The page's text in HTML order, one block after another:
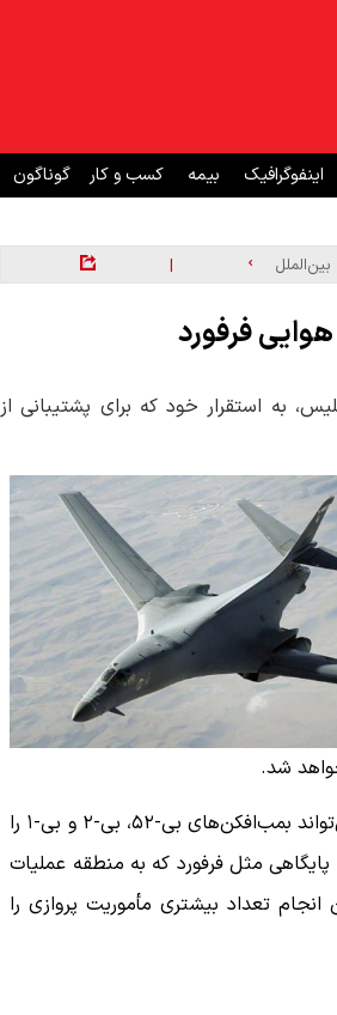
اینفوگرافیک بیمه کسب و کار گوناگون
بین‌الملل |
با ترک پایگاه فرفورد انگلیس، به استقرار خود که برای پشتیبانی از
شد.
علاوه بر بمب‌افکن‌های بی-۱ که همچنان در منطقه باقی مانده‌اند، نیروی هوایی آمریکا می‌تواند بمب‌افکن‌های بی-۵۲، بی-۲ و بی-۱ را
مثل فرفورد که به منطقه عملیات
تعداد بیشتری مأموریت پروازی را